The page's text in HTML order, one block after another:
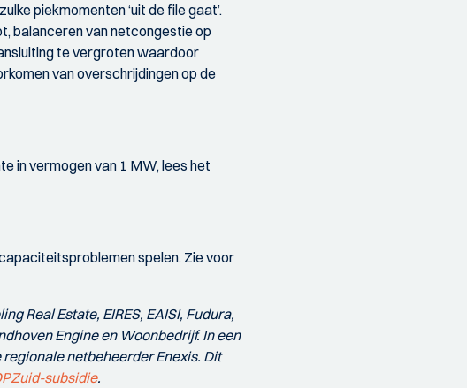
piekmomenten ‘uit de file gaat’.
balanceren van netcongestie op
te vergroten waardoor
van overschrijdingen op de
in vermogen van 1 MW, lees het
spelen. Zie voor
Real Estate, EIRES, EAISI, Fudura,
Engine en Woonbedrijf. In een
netbeheerder Enexis. Dit
subsidie.